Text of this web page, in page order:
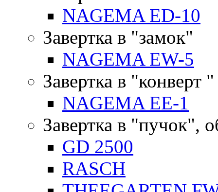
NAGEMA ED-10
Завертка в "замок"
NAGEMA EW-5
Завертка в "конверт "
NAGEMA EE-1
Завертка в "пучок",
GD 2500
RASCH